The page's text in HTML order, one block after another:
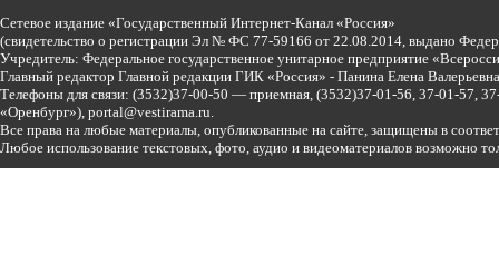
Сетевое издание «Государственный Интернет-Канал «Россия»
(свидетельство о регистрации Эл № ФС 77-59166 от 22.08.2014, выдано
Учредитель: Федеральное государственное унитарное предприятие
Главный редактор Главной редакции ГИК «Россия» - Панина Елена
Телефоны для связи: (3532)37-00-50 — приемная, (3532)37-01-56, 37-01-57,
«Оренбург»), portal@vestirama.ru.
Все права на любые материалы, опубликованные на сайте, защищены в
Любое использование текстовых, фото, аудио и видеоматериалов возможно